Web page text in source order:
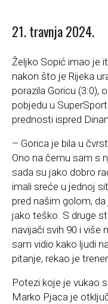
21. travnja 2024.
Željko Sopić imao je
nakon što je Rijeka
porazila Goricu (3:0),
pobjedu u
prednosti ispred
– Gorica je bila u
Ono na čemu sam s
sada su jako dobro
imali sreće u jednoj
pred našim golom,
jako teško. S druge
navijači svih 90 i više
sam vidio kako ljudi
pitanje, rekao je
Potezi koje je vukao
Marko Pjaca je